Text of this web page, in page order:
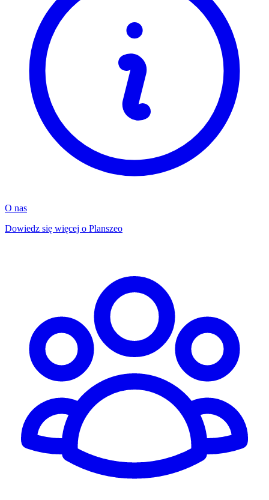
O nas
Dowiedz się więcej o Planszeo